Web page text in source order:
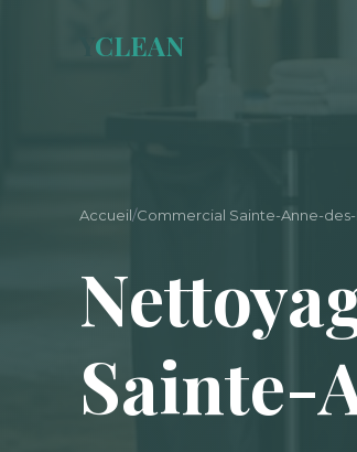
CLEAN
Accueil/Commercial Sainte-Anne-
Sainte-